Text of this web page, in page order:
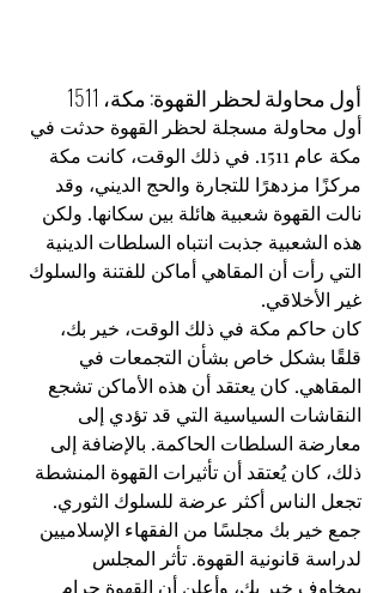
أول محاولة لحظر القهوة: مكة، 1511
أول محاولة مسجلة لحظر القهوة حدثت في
مكة عام 1511. في ذلك الوقت، كانت مكة
مركزًا مزدهرًا للتجارة والحج الديني، وقد
نالت القهوة شعبية هائلة بين سكانها. ولكن
هذه الشعبية جذبت انتباه السلطات الدينية
التي رأت أن المقاهي أماكن للفتنة والسلوك
غير الأخلاقي.
كان حاكم مكة في ذلك الوقت، خير بك،
قلقًا بشكل خاص بشأن التجمعات في
المقاهي. كان يعتقد أن هذه الأماكن تشجع
النقاشات السياسية التي قد تؤدي إلى
معارضة السلطات الحاكمة. بالإضافة إلى
ذلك، كان يُعتقد أن تأثيرات القهوة المنشطة
تجعل الناس أكثر عرضة للسلوك الثوري.
جمع خير بك مجلسًا من الفقهاء الإسلاميين
لدراسة قانونية القهوة. تأثر المجلس
بمخاوف خير بك، وأعلن أن القهوة حرام